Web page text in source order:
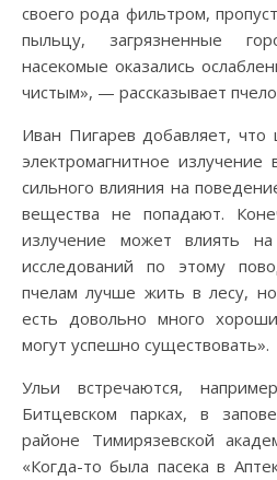
своего рода фильтром,
пыльцу, загрязненные
насекомые оказались
чистым», — рассказывает
Иван Пигарев добавляет,
электромагнитное
сильного влияния на
вещества не попадают.
излучение может влиять
исследований по этому
пчелам лучше жить в лесу,
есть довольно много
могут успешно существовать».
Ульи встречаются,
Битцевском парках, в
районе Тимирязевской
«Когда-то была пасека в